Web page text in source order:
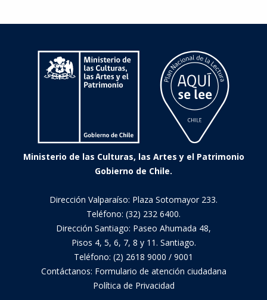
Ministerio de las Culturas, las Artes y el Patrimonio
Gobierno de Chile.
Dirección Valparaíso: Plaza Sotomayor 233.
Teléfono: (32) 232 6400.
Dirección Santiago: Paseo Ahumada 48,
Pisos 4, 5, 6, 7, 8 y 11. Santiago.
Teléfono: (2) 2618 9000 / 9001
Contáctanos: Formulario de atención ciudadana
Política de Privacidad